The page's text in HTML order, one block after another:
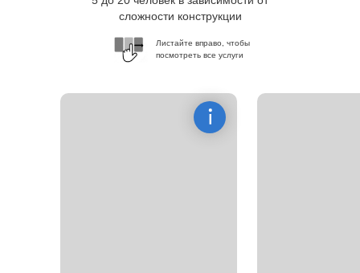
сложности конструкции
Листайте вправо, чтобы
посмотреть все услуги